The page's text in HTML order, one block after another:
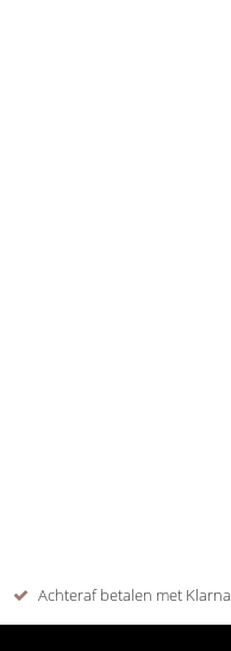
Achteraf betalen met Klarna